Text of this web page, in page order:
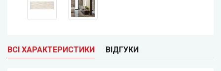
ВСІ ХАРАКТЕРИСТИКИ ВІДГУКИ